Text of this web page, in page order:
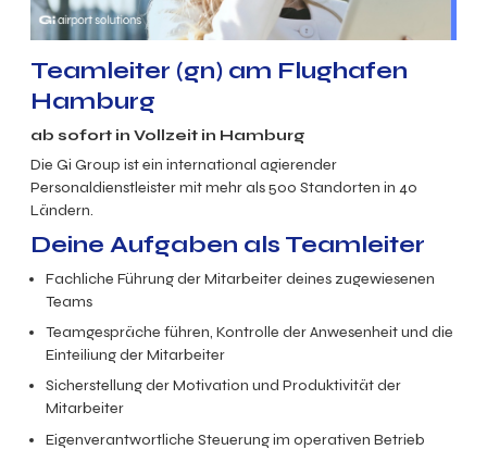
Teamleiter (gn) am Flughafen
Hamburg
ab sofort in Vollzeit in Hamburg
Die Gi Group ist ein international agierender
Personaldienstleister mit mehr als 500 Standorten in 40
Ländern.
Deine Aufgaben als Teamleiter
Fachliche Führung der Mitarbeiter deines zugewiesenen
Teams
Teamgespräche führen, Kontrolle der Anwesenheit und die
Einteiliung der Mitarbeiter
Sicherstellung der Motivation und Produktivität der
Mitarbeiter
Eigenverantwortliche Steuerung im operativen Betrieb